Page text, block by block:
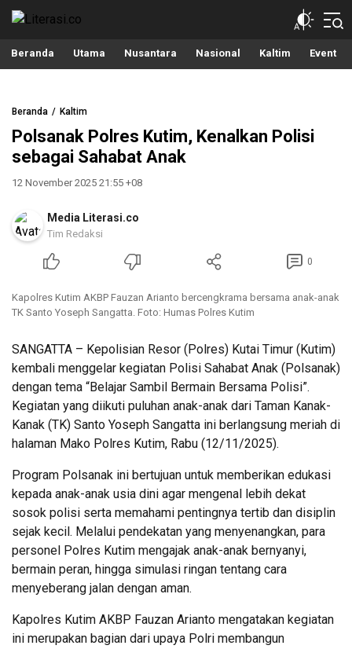
Beranda Utama Nusantara Nasional Kaltim Event
Beranda Kaltim
Polsanak Polres Kutim, Kenalkan Polisi
sebagai Sahabat Anak
12 November 2025 21:55 +08
Media Literasi.co
Tim Redaksi
0
Kapolres Kutim AKBP Fauzan Arianto bercengkrama bersama anak-anak
TK Santo Yoseph Sangatta. Foto: Humas Polres Kutim
SANGATTA – Kepolisian Resor (Polres) Kutai Timur (Kutim)
kembali menggelar kegiatan Polisi Sahabat Anak (Polsanak)
dengan tema “Belajar Sambil Bermain Bersama Polisi”.
Kegiatan yang diikuti puluhan anak-anak dari Taman Kanak-
Kanak (TK) Santo Yoseph Sangatta ini berlangsung meriah di
halaman Mako Polres Kutim, Rabu (12/11/2025).
Program Polsanak ini bertujuan untuk memberikan edukasi
kepada anak-anak usia dini agar mengenal lebih dekat
sosok polisi serta memahami pentingnya tertib dan disiplin
sejak kecil. Melalui pendekatan yang menyenangkan, para
personel Polres Kutim mengajak anak-anak bernyanyi,
bermain peran, hingga simulasi ringan tentang cara
menyeberang jalan dengan aman.
Kapolres Kutim AKBP Fauzan Arianto mengatakan kegiatan
ini merupakan bagian dari upaya Polri membangun